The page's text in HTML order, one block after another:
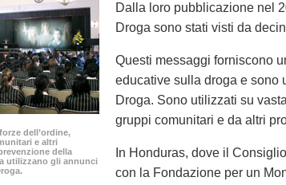
dell’ordine,
e altri
della
utilizzano gli annunci
Dalla loro pubblicazione nel
Droga sono stati visti da
Questi messaggi forniscono
educative sulla droga e sono
Droga. Sono utilizzati su
gruppi comunitari e da altri
In Honduras, dove il
con la Fondazione per un